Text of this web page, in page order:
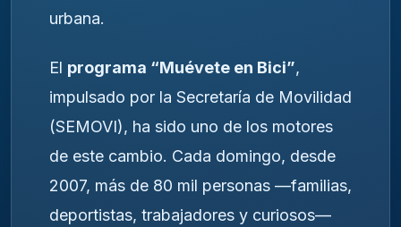
urbana.
El programa “Muévete en Bici”,
impulsado por la Secretaría de Movilidad
(SEMOVI), ha sido uno de los motores
de este cambio. Cada domingo, desde
2007, más de 80 mil personas —familias,
deportistas, trabajadores y curiosos—